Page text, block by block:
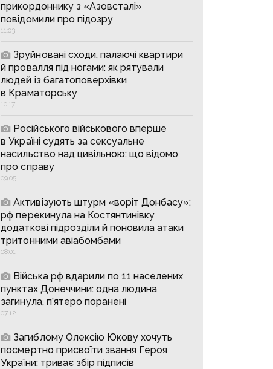
прикордоннику з «Азовсталі»
повідомили про підозру
11:03
Зруйновані сходи, палаючі квартири
й провалля під ногами: як рятували
людей із багатоповерхівки
в Краматорську
10:17
Російського військового вперше
в Україні судять за сексуальне
насильство над цивільною: що відомо
про справу
09:05
Активізують штурм «воріт Донбасу»:
рф перекинула на Костянтинівку
додаткові підрозділи й поновила атаки
тритонними авіабомбами
08:01
Війська рф вдарили по 11 населених
пунктах Донеччини: одна людина
загинула, п’ятеро поранені
07:12
Загиблому Олексію Юкову хочуть
посмертно присвоїти звання Героя
України: триває збір підписів